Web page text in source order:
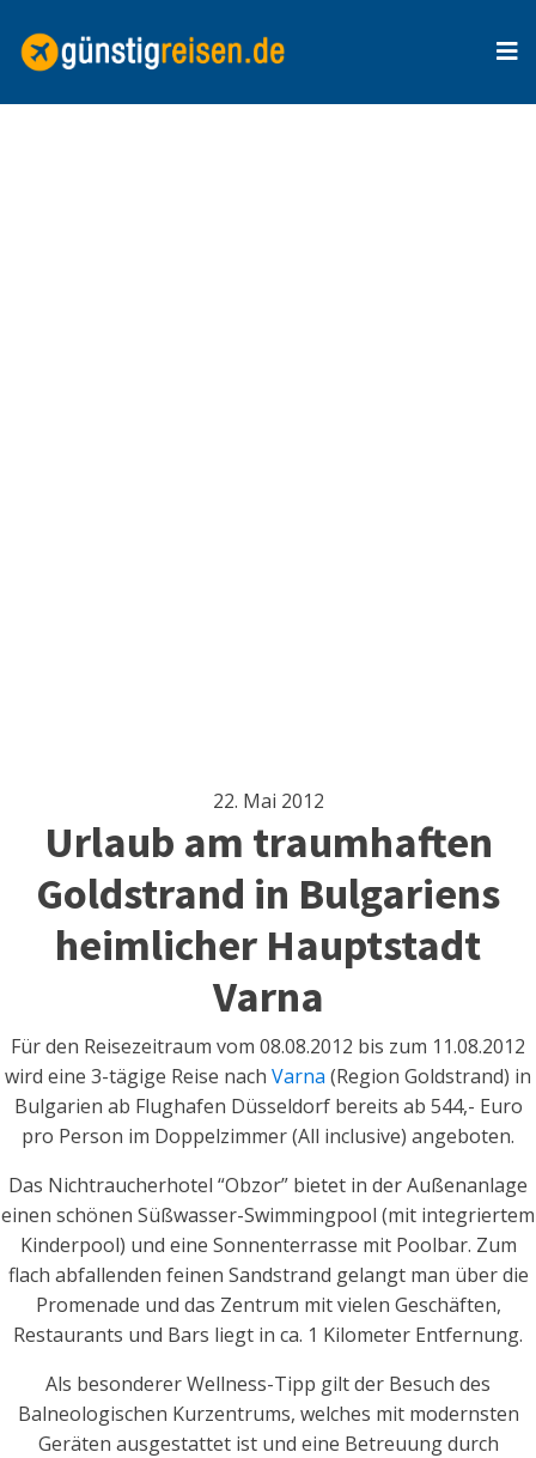
22. Mai 2012
Urlaub am traumhaften
Goldstrand in Bulgariens
heimlicher Hauptstadt
Varna
Für den Reisezeitraum vom 08.08.2012 bis zum 11.08.2012
wird eine 3-tägige Reise nach Varna (Region Goldstrand) in
Bulgarien ab Flughafen Düsseldorf bereits ab 544,- Euro
pro Person im Doppelzimmer (All inclusive) angeboten.
Das Nichtraucherhotel “Obzor” bietet in der Außenanlage
einen schönen Süßwasser-Swimmingpool (mit integriertem
Kinderpool) und eine Sonnenterrasse mit Poolbar. Zum
flach abfallenden feinen Sandstrand gelangt man über die
Promenade und das Zentrum mit vielen Geschäften,
Restaurants und Bars liegt in ca. 1 Kilometer Entfernung.
Als besonderer Wellness-Tipp gilt der Besuch des
Balneologischen Kurzentrums, welches mit modernsten
Geräten ausgestattet ist und eine Betreuung durch